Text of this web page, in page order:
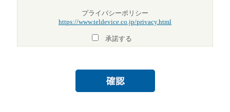
プライバシーポリシー
https://www.teldevice.co.jp/privacy.html
承諾する